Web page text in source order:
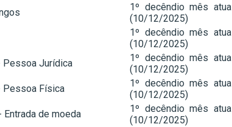
1º decêndio mês
(10/12/2025)
1º decêndio mês
(10/12/2025)
Pessoa Jurídica
1º decêndio mês
(10/12/2025)
Pessoa Física
1º decêndio mês
(10/12/2025)
de moeda
1º decêndio mês
(10/12/2025)